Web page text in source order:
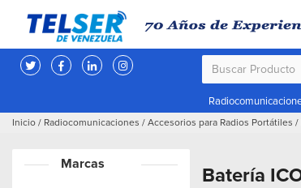
Inicio / Radiocomunicaciones / Accesorios para Radios Portátiles /
Marcas Batería